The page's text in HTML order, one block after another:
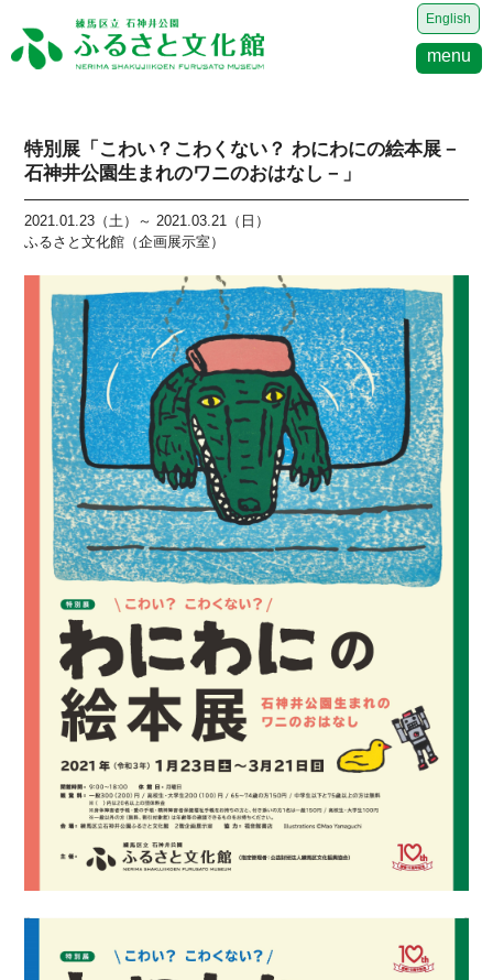
English
menu
特別展「こわい？こわくない？ わにわにの絵本展－
石神井公園生まれのワニのおはなし－」
2021.01.23（土）～ 2021.03.21（日）
ふるさと文化館（企画展示室）